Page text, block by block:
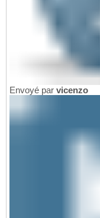
Envoyé par vicenzo